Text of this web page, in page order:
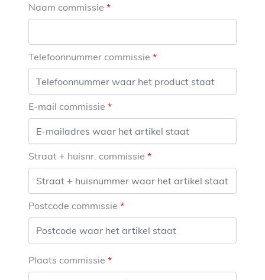
Naam commissie
Telefoonnummer commissie
E-mail commissie
Straat + huisnr. commissie
Postcode commissie
Plaats commissie